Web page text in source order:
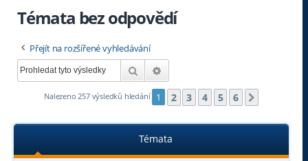
Témata bez odpovědí
Přejít na rozšířené vyhledávání
Hledat
Nalezeno 257 výsledků hledání 1 2 3 4 5 6
Témata